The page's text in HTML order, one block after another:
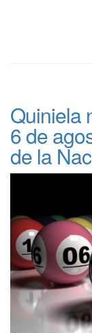
Quiniela
6 de
de la